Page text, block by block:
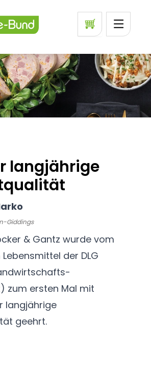
langjährige
Giddings
& Gantz wurde vom
der DLG
zum ersten Mal mit
langjährige
geehrt.